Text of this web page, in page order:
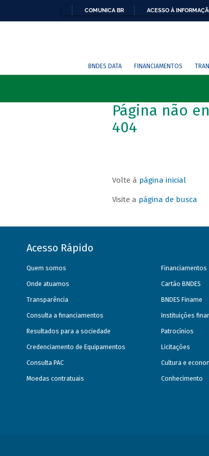
COMUNICA BR ACESSO À
BNDES DATA FINANCIAMENTOS
Página não
404
Volte à página inicial
Visite a página de busca
Acesso Rápido
Quem somos
Onde atuamos
Transparência
Consulta a financiamentos
Resultados para a sociedade
Credenciamento de Equipamentos
Consulta PAC
Moedas contratuais
Financiamentos
Cartão BNDES
BNDES Finame
Instituições
Patrocínios
Licitações
Cultura e
Conhecimento